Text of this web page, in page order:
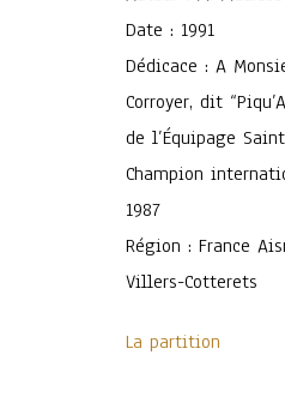
Date : 1991
Dédicace : A
Corroyer, dit
de l’Équipage
Champion
1987
Région : France
Villers-Cotterets
La partition